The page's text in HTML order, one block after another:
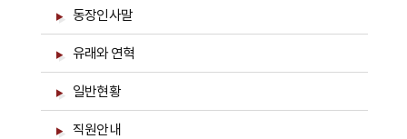
동장인사말
유래와 연혁
일반현황
직원안내